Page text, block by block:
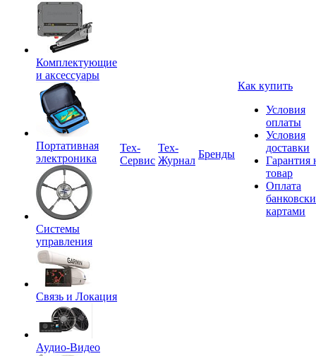
Комплектующие
и аксессуары
Портативная
электроника
Системы
управления
Связь и Локация
Аудио-Видео
Tex-
Сервис
Тех-
Журнал
Бренды
Как купить
Условия
оплаты
Условия
доставки
Гарантия
товар
Оплата
картами